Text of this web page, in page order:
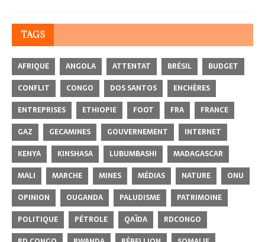
TAGS
AFRIQUE ANGOLA ATTENTAT BRÉSIL
BUDGET
CONFLIT
CONGO DOS SANTOS
ENCHÈRES
ENTREPRISES
ETHIOPIE FOOT FRA
FRANCE
GAZ
GECAMINES GOUVERNEMENT
INTERNET
KENYA
KINSHASA LUBUMBASHI
MADAGASCAR
MALI
MARCHE MINES MÉDIAS NATURE
ONU
OPINION
OUGANDA PALUDISME
PATRIMOINE
POLITIQUE
PÉTROLE QAÏDA
RDCONGO